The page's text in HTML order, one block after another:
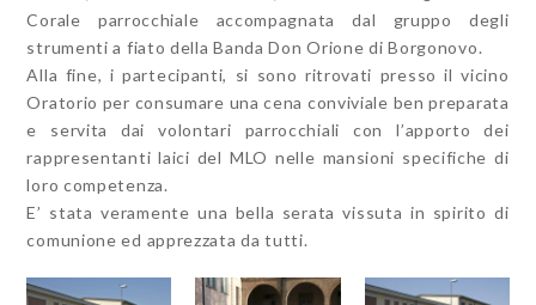
Corale parrocchiale accompagnata dal gruppo degli
strumenti a fiato della Banda Don Orione di Borgonovo.
Alla fine, i partecipanti, si sono ritrovati presso il vicino
Oratorio per consumare una cena conviviale ben preparata
e servita dai volontari parrocchiali con l’apporto dei
rappresentanti laici del MLO nelle mansioni specifiche di
loro competenza.
E’ stata veramente una bella serata vissuta in spirito di
comunione ed apprezzata da tutti.